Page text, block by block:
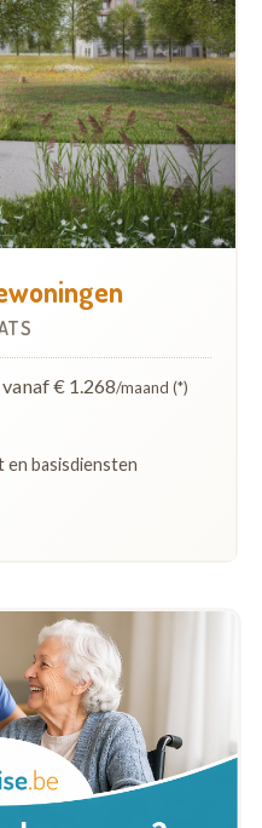
vanaf € 1.268/maand (*)
basisdiensten